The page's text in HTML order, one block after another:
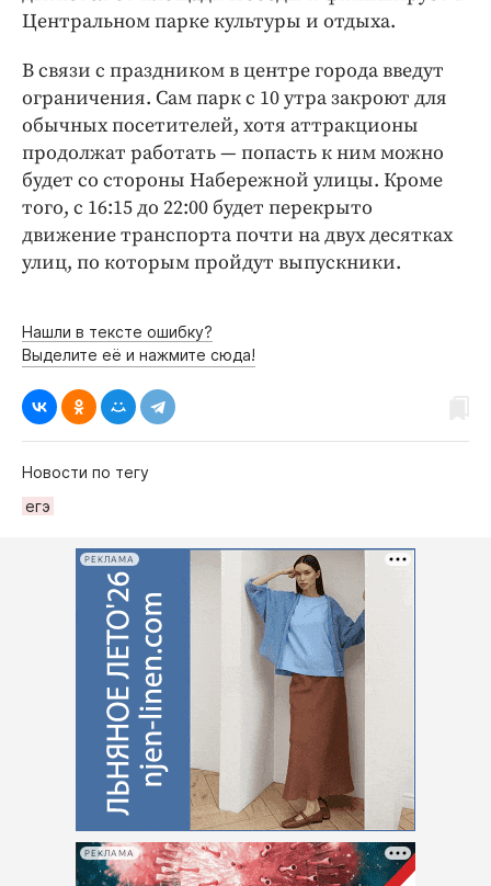
Работодатель года
Центральном парке культуры и отдыха.
В связи с праздником в центре города введут
ограничения. Сам парк с 10 утра закроют для
обычных посетителей, хотя аттракционы
продолжат работать — попасть к ним можно
будет со стороны Набережной улицы. Кроме
того, с 16:15 до 22:00 будет перекрыто
движение транспорта почти на двух десятках
улиц, по которым пройдут выпускники.
Нашли в тексте ошибку?
Выделите её и нажмите сюда!
Новости по тегу
егэ
РЕКЛАМА
РЕКЛАМА